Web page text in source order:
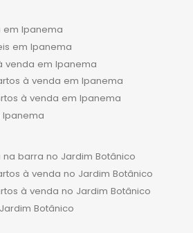
em Ipanema
em Ipanema
venda em Ipanema
à venda em Ipanema
à venda em Ipanema
barra no Jardim Botânico
à venda no Jardim Botânico
à venda no Jardim Botânico
Botânico